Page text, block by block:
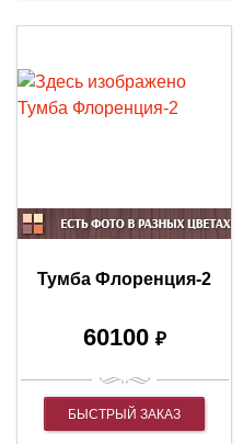
Тумба Флоренция-2
60100 ₽
БЫСТРЫЙ ЗАКАЗ